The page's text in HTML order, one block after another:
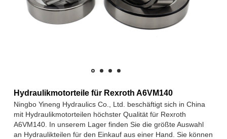
Hydraulikmotorteile für Rexroth A6VM140
Ningbo Yineng Hydraulics Co., Ltd. beschäftigt sich in China
mit Hydraulikmotorteilen höchster Qualität für Rexroth
A6VM140. In unserem Lager finden Sie die größte Auswahl
an Hydraulikteilen für den Einkauf aus einer Hand. Sie können